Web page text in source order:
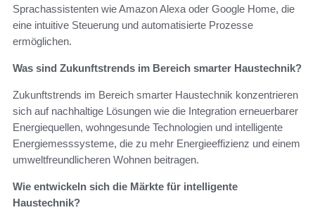
Sprachassistenten wie Amazon Alexa oder Google Home, die
eine intuitive Steuerung und automatisierte Prozesse
ermöglichen.
Was sind Zukunftstrends im Bereich smarter Haustechnik?
Zukunftstrends im Bereich smarter Haustechnik konzentrieren
sich auf nachhaltige Lösungen wie die Integration erneuerbarer
Energiequellen, wohngesunde Technologien und intelligente
Energiemesssysteme, die zu mehr Energieeffizienz und einem
umweltfreundlicheren Wohnen beitragen.
Wie entwickeln sich die Märkte für intelligente
Haustechnik?